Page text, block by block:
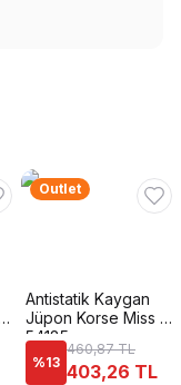
Outlet
Antistatik Kaygan
Jüpon Korse Miss Fit
54185
%13
460,87 TL
403,26 TL